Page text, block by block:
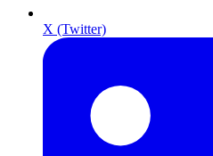
X (Twitter)